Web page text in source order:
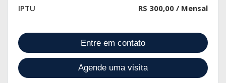
IPTU
R$ 300,00 / Mensal
Entre em contato
Agende uma visita